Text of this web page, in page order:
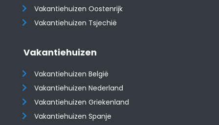
​​​​​​​Vakantiehuizen Oostenrijk
Vakantiehuizen Tsjechië
Vakantiehuizen
Vakantiehuizen België
Vakantiehuizen Nederland
Vakantiehuizen Griekenland
Vakantiehuizen Spanje